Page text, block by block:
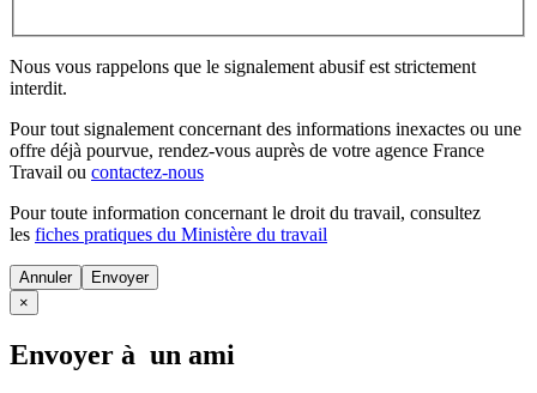
Nous vous rappelons que le signalement abusif est strictement
interdit.
Pour tout signalement concernant des informations inexactes ou une
offre déjà pourvue, rendez-vous auprès de votre agence France
Travail ou contactez-nous
Pour toute information concernant le droit du travail, consultez
les fiches pratiques du Ministère du travail
Annuler
×
Envoyer à un ami